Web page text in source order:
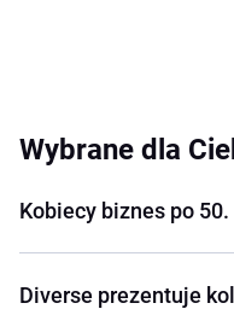
Wybrane dla
Kobiecy biznes po
Diverse prezentuje